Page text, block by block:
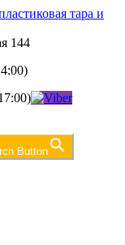
144
Button